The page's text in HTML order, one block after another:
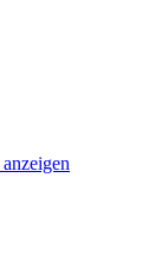
anzeigen